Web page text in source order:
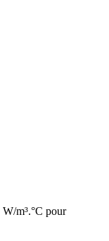
m³.°C pour